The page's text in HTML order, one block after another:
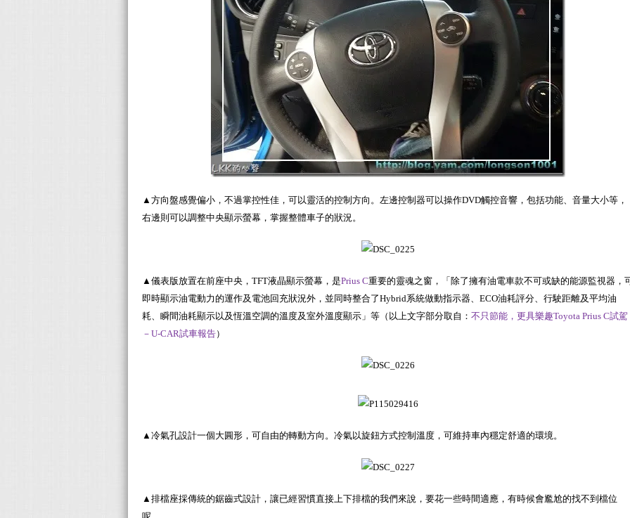
▲方向盤感覺偏小，不過掌控性佳，可以靈活的控制方向。左邊控制器可以操作DVD觸控音響，包括功能、音量大小等，
右邊則可以調整中央顯示螢幕，掌握整體車子的狀況。
▲儀表版放置在前座中央，TFT液晶顯示螢幕，是Prius C重要的靈魂之窗，「除了擁有油電車款不可或缺的能源監視器，
即時顯示油電動力的運作及電池回充狀況外，並同時整合了Hybrid系統做動指示器、ECO油耗評分、行駛距離及平均油
耗、瞬間油耗顯示以及恆溫空調的溫度及室外溫度顯示」等（以上文字部分取自： 不只節能，更具樂趣Toyota Prius C試駕
－U-CAR試車報告）
▲冷氣孔設計一個大圓形，可自由的轉動方向。冷氣以旋鈕方式控制溫度，可維持車內穩定舒適的環境。
▲排檔座採傳統的鋸齒式設計，讓已經習慣直接上下排檔的我們來說，要花一些時間適應，有時候會尷尬的找不到檔位